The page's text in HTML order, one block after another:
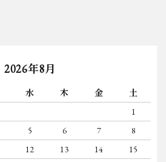
2026年8月
水 木 金
土
1
5 6 7
8
12 13 14
15